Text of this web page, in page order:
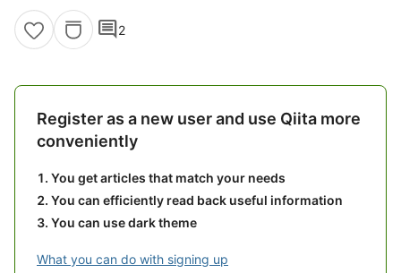
comment2
Register as a new user and use Qiita more
conveniently
You get articles that match your needs
You can efficiently read back useful information
You can use dark theme
What you can do with signing up